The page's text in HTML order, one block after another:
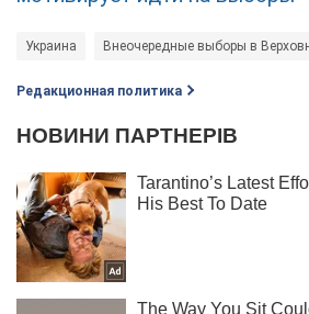
Украина Внеочередные выборы в
Редакционная политика